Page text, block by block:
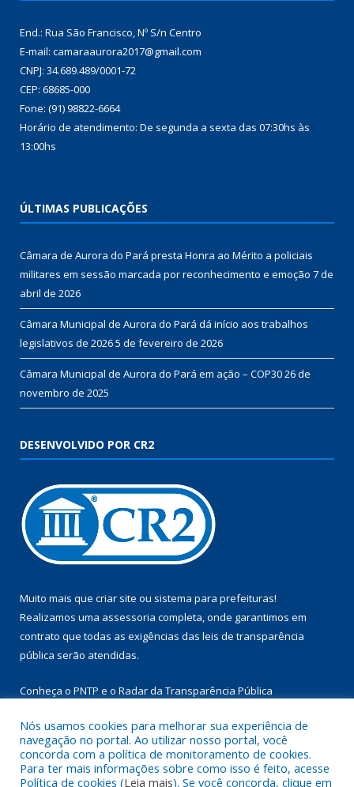
End.: Rua São Francisco, Nº S/n Centro
E-mail: camaraaurora2017@gmail.com
CNPJ: 34.689.489/0001-72
CEP: 68685-000
Fone: (91) 98822-6664
Horário de atendimento: De segunda a sexta das 07:30hs às
13:00hs
ÚLTIMAS PUBLICAÇÕES
Câmara de Aurora do Pará presta Honra ao Mérito a policiais
militares em sessão marcada por reconhecimento e emoção 7 de
abril de 2026
Câmara Municipal de Aurora do Pará dá início aos trabalhos
legislativos de 20265 de fevereiro de 2026
Câmara Municipal de Aurora do Pará em ação – COP3026 de
novembro de 2025
DESENVOLVIDO POR CR2
Muito mais que criar site ou sistema para prefeituras!
Realizamos uma assessoria completa, onde garantimos em
contrato que todas as exigências das leis de transparência
pública serão atendidas.
Conheça o PNTP e o Radar da Transparência Pública
Todos os direitos reservados a Câmara Municipal de Aurora do
Nós usamos cookies para melhorar sua experiência de
navegação no portal. Ao utilizar nosso portal, você
concorda com a política de monitoramento de cookies.
Para ter mais informações sobre como isso é feito, acesse
Política de cookies (Leia mais). Se você concorda, clique em